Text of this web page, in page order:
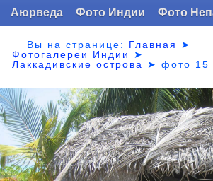
Аюрведа
Фото Индии Фото
Вы на странице: Главная
➤
Фотогалереи Индии
➤
Лаккадивские острова
➤фото 15